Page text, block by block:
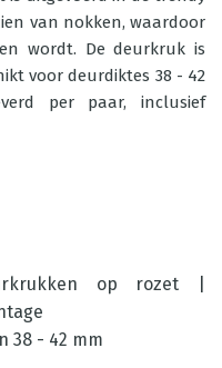
van nokken, waardoor
wordt. De deurkruk is
voor deurdiktes 38 - 42
per paar, inclusief
op rozet |
38 - 42 mm